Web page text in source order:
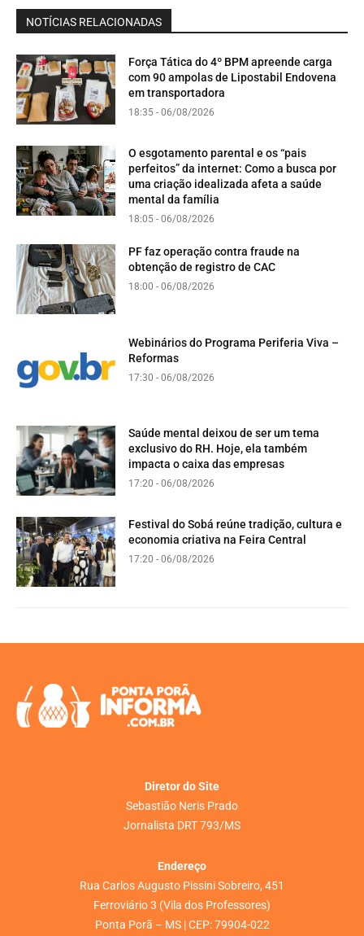
NOTÍCIAS RELACIONADAS
Força Tática do 4º BPM apreende carga
com 90 ampolas de Lipostabil Endovena
em transportadora
18:35 - 06/08/2026
O esgotamento parental e os “pais
perfeitos” da internet: Como a busca por
uma criação idealizada afeta a saúde
mental da família
18:05 - 06/08/2026
PF faz operação contra fraude na
obtenção de registro de CAC
18:00 - 06/08/2026
Webinários do Programa Periferia Viva –
Reformas
17:30 - 06/08/2026
Saúde mental deixou de ser um tema
exclusivo do RH. Hoje, ela também
impacta o caixa das empresas
17:20 - 06/08/2026
Festival do Sobá reúne tradição, cultura e
economia criativa na Feira Central
17:20 - 06/08/2026
Diretor do Site
Sebastião Neris Prado
Jornalista DRT 793/MS
Endereço
Rua Carlos Augusto Pissini Sobreiro, 451
Ferroviário 3 (Vila dos Professores)
Ponta Porã – MS | CEP: 79904-022